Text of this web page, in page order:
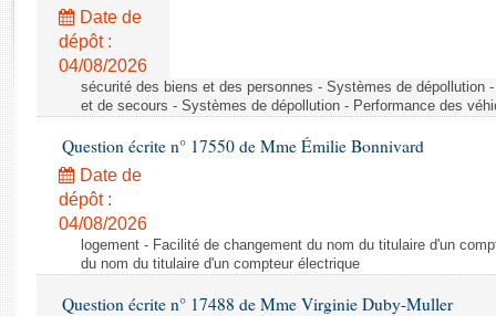
Rapports législatifs
Rapports sur l'application des lois
Baromètre de l’application des lois
Dossiers législatifs
Budget et sécurité sociale
Questions écrites et orales
Comptes rendus des débats
Date de
dépôt :
04/08/2026
sécurité des biens et des personnes - Systèmes de dépollution
et de secours - Systèmes de dépollution - Performance des
Question écrite n° 17550 de Mme Émilie Bonnivard
Date de
dépôt :
04/08/2026
logement - Facilité de changement du nom du titulaire d'un
du nom du titulaire d'un compteur électrique
Question écrite n° 17488 de Mme Virginie Duby-Muller